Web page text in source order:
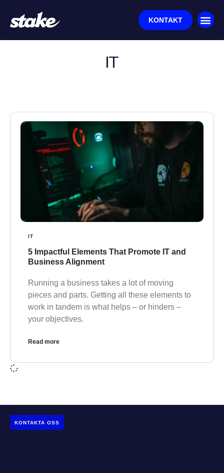
KONTAKT
IT
IT
5 Impactful Elements That Promote IT and
Business Alignment
Running a business takes a lot of moving
pieces and parts. Getting all these elements to
work in tandem is what helps – or hinders –
your objectives.
Read more
KONTAKTA OSS